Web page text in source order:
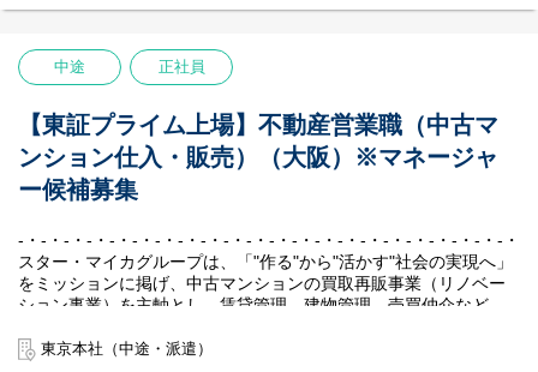
【社風／環境】
個人戦のイメージが強い不動産業界において、私たちはチームと
して、組織として成長していくことを大切にしています。新卒で
メンバーが多いため、社内で自然と助け合いが生まれます。
日頃から社員同士のコミュニケーションを大切にしており、月に
一度のシャッフルランチという企画では、部署や年次を超えたメ
ンバー同士の交流を深めています。
ITを活用して作業効率を上げる取り組みを行っており、全社の平
均月残業時間は約15時間程度となっております。また、フレック
スタイム制度を導入しており、繁忙期や閑散期に合わせて働く時
います。
不動産会社では珍しく女性社員が多いこと（男女比5：5）も当社
【勤務地】
※総合職での採用となるため、将来的には全国転勤の可能性もご
ざいます。
【社風／環境】
して、組織として成長していくことを大切にしています。新卒で
も中途でも、「チームワークで働くこと」に共感をして集まった
メンバーが多いため、社内で自然と助け合いが生まれます。
一度のシャッフルランチという企画では、部署や年次を超えたメ
ンバー同士の交流を深めています。
中古マンション保有戸数は国内1位を誇り、創業以来一度も赤字な
として確固たる地位を築いています。
-・-・-・-・-・-・-・-・-・-・-・-・-・-・-・-・-・-・-・-・-・-・-
【主な業務内容】
スター・マイカグループのリノベーションマンションの販売（仲
介）をお任せ致します。
※入社後は、グループ会社である「スター・マイカ・レジデンス
株式会社」に出向いただきます。
【具体的には】
スター・マイカグループが販売するリノベーションマンションを
ホームページ・ポータルサイト等に掲載、お問い合わせ頂いたお
客様に対して、物件現地のご案内、資金計画の提案、不動産売買
契約、物件のお引き渡しまでを行っていただきます。
将来的には、マネジメントに携わっていただくことを期待してい
中途 正社員
【東証プライム上場】不動産営業職（中古マ
ンション仕入・販売）（大阪）※マネージャ
ー候補募集
-・-・-・-・-・-・-・-・-・-・-・-・-・-・-・-・-・-・-・-・-・-・-
スター・マイカグループは、「"作る"から"活かす"社会の実現へ」
をミッションに掲げ、中古マンションの買取再販事業（リノベー
ション事業）を主軸とし、賃貸管理、建物管理、売買仲介など、
私たちの最大の強みは、堅実かつ効率的に収益を生み出す独自の
東京本社（中途・派遣）